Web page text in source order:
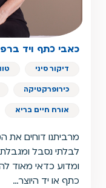
כאבי כתף ויד
דיקור סיני
כירופרקטיקה
אורח חיים בריא
מרביתנו דוחים את
לבלתי נסבל
ומדוע כדאי מאוד
כתף או יד היוצר…